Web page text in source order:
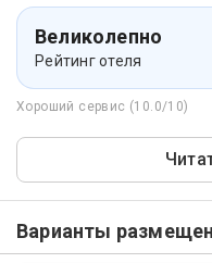
Великолепно
Рейтинг отеля
Хороший сервис (10.0/10)
Варианты